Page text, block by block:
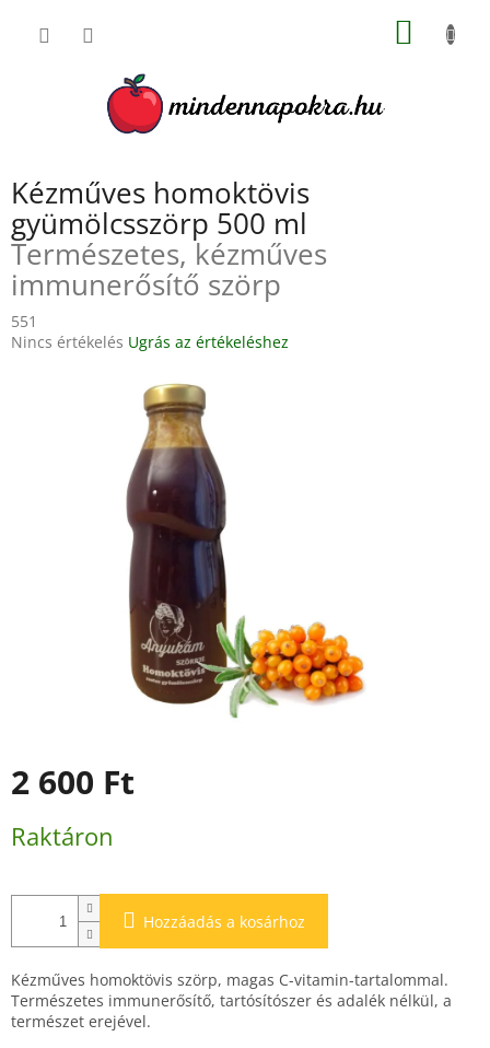
KOSÁR
Kézműves homoktövis
gyümölcsszörp 500 ml
Természetes, kézműves
immunerősítő szörp
551
A
Nincs értékelés Ugrás az értékeléshez
2 600 Ft
Raktáron
Hozzáadás a kosárhoz
Kézműves homoktövis szörp, magas C-vitamin-tartalommal.
Természetes immunerősítő, tartósítószer és adalék nélkül, a
természet erejével.